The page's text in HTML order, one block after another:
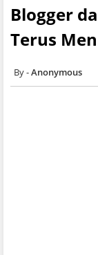
Blogger
Terus
Anonymous